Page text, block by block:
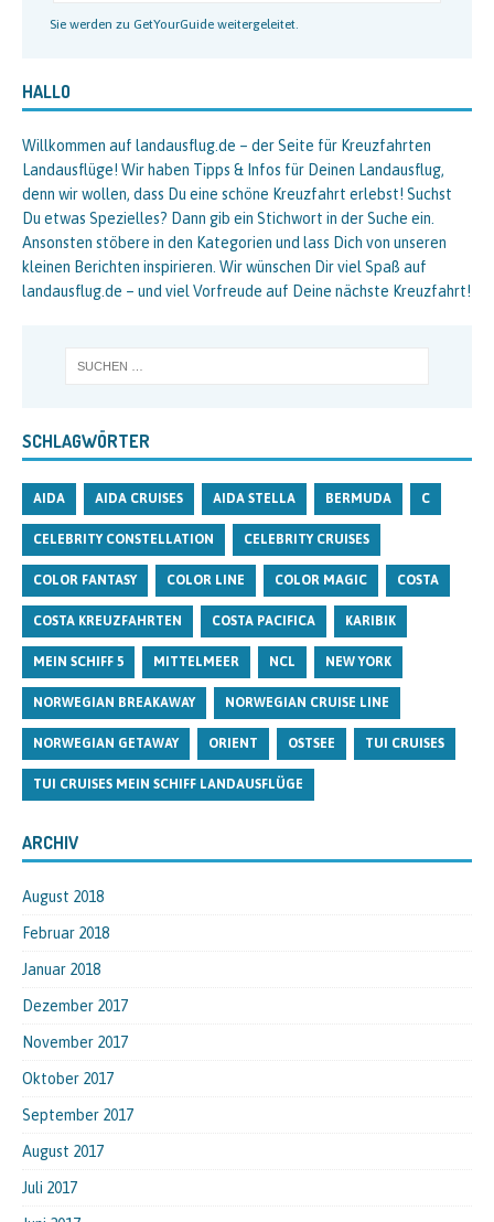
Sie werden zu GetYourGuide weitergeleitet.
HALLO
Willkommen auf landausflug.de – der Seite für Kreuzfahrten
Landausflüge! Wir haben Tipps & Infos für Deinen Landausflug,
denn wir wollen, dass Du eine schöne Kreuzfahrt erlebst! Suchst
Du etwas Spezielles? Dann gib ein Stichwort in der Suche ein.
Ansonsten stöbere in den Kategorien und lass Dich von unseren
kleinen Berichten inspirieren. Wir wünschen Dir viel Spaß auf
landausflug.de – und viel Vorfreude auf Deine nächste Kreuzfahrt!
SCHLAGWÖRTER
AIDA AIDA CRUISES AIDA STELLA BERMUDA C
CELEBRITY CONSTELLATION CELEBRITY CRUISES
COLOR FANTASY COLOR LINE COLOR MAGIC COSTA
COSTA KREUZFAHRTEN COSTA PACIFICA KARIBIK
MEIN SCHIFF 5 MITTELMEER NCL NEW YORK
NORWEGIAN BREAKAWAY NORWEGIAN CRUISE LINE
NORWEGIAN GETAWAY ORIENT OSTSEE TUI CRUISES
TUI CRUISES MEIN SCHIFF LANDAUSFLÜGE
ARCHIV
August 2018
Februar 2018
Januar 2018
Dezember 2017
November 2017
Oktober 2017
September 2017
August 2017
Juli 2017